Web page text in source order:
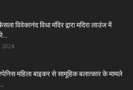
विवेकानंद विधा मंदिर द्वारा मदिरा लाउंज में
2024
महिला बाइकर से सामूहिक बलात्कार के मामले